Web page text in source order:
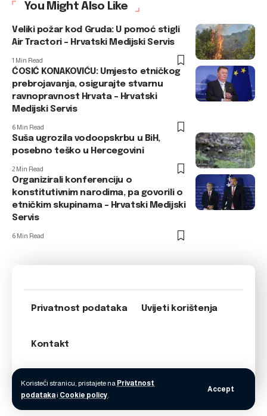
Koristeći stranicu, pristajete na Privatnost
podatakai Cookie policy.
Accept
You Might Also Like
Veliki požar kod Gruda: U pomoć stigli
Air Tractori – Hrvatski Medijski Servis
1 Min Read
ĆOSIĆ KONAKOVIĆU: Umjesto etničkog
prebrojavanja, osigurajte stvarnu
ravnopravnost Hrvata – Hrvatski
Medijski Servis
6 Min Read
Suša ugrozila vodoopskrbu u BiH,
posebno teško u Hercegovini
2 Min Read
Organizirali konferenciju o
konstitutivnim narodima, pa govorili o
etničkim skupinama – Hrvatski Medijski
Servis
6 Min Read
Privatnost podataka Uvijeti korištenja
Kontakt